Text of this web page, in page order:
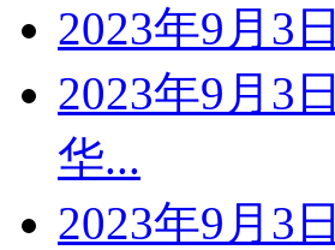
2023年9月3
2023年9月3
华...
2023年9月3